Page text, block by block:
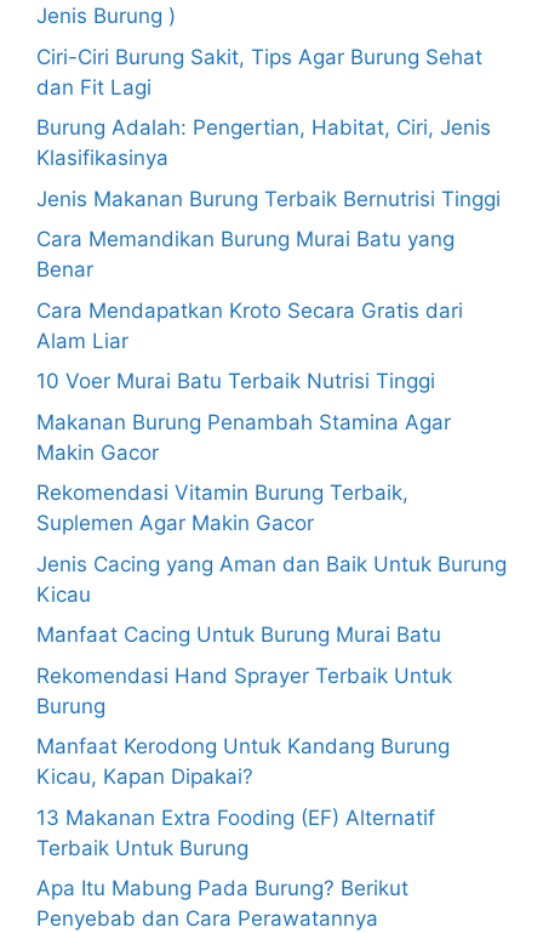
Jenis Burung )
Ciri-Ciri Burung Sakit, Tips Agar Burung Sehat
dan Fit Lagi
Burung Adalah: Pengertian, Habitat, Ciri, Jenis
Klasifikasinya
Jenis Makanan Burung Terbaik Bernutrisi Tinggi
Cara Memandikan Burung Murai Batu yang
Benar
Cara Mendapatkan Kroto Secara Gratis dari
Alam Liar
10 Voer Murai Batu Terbaik Nutrisi Tinggi
Makanan Burung Penambah Stamina Agar
Makin Gacor
Rekomendasi Vitamin Burung Terbaik,
Suplemen Agar Makin Gacor
Jenis Cacing yang Aman dan Baik Untuk Burung
Kicau
Manfaat Cacing Untuk Burung Murai Batu
Rekomendasi Hand Sprayer Terbaik Untuk
Burung
Manfaat Kerodong Untuk Kandang Burung
Kicau, Kapan Dipakai?
13 Makanan Extra Fooding (EF) Alternatif
Terbaik Untuk Burung
Apa Itu Mabung Pada Burung? Berikut
Penyebab dan Cara Perawatannya